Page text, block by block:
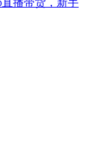
播带货，新手